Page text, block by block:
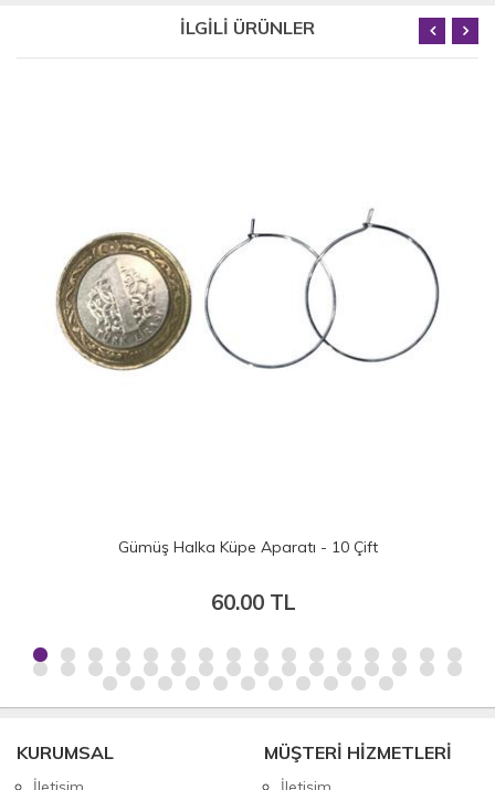
İLGİLİ ÜRÜNLER
14 cm Ahşap Görünümlü Plastik
KURUMSAL MÜŞTERİ HİZMETLERİ